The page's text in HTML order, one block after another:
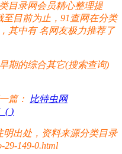
目录网会员精心整理提
目前为止，91查网在分类
其中有名网友极力推荐了
期的综合其它(搜索查询)
篇：
比特虫网
( )
出处，资料来源分类目录
29-149-0.html